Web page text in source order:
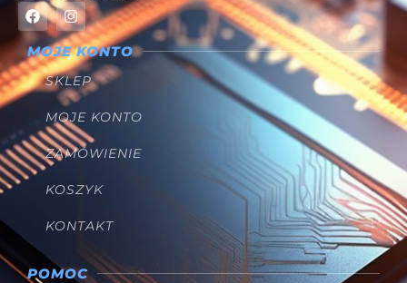
MOJE KONTO
SKLEP
MOJE KONTO
ZAMÓWIENIE
KOSZYK
KONTAKT
POMOC